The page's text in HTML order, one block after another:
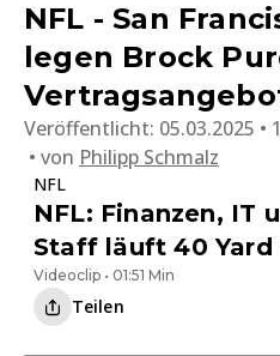
NFL - San
legen Brock
Veröffentlicht: 05.03.2025 •
von Philipp Schmalz
NFL
NFL: Finanzen, IT
Staff läuft 40 Yard
Videoclip • 01:51 Min
Teilen